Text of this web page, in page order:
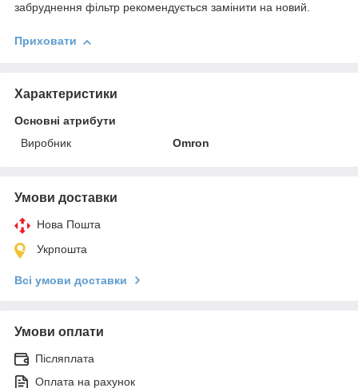
забруднення фільтр рекомендується замінити на новий.
Приховати
Характеристики
Основні атрибути
Виробник
Omron
Умови доставки
Нова Пошта
Укрпошта
Всі умови доставки
Умови оплати
Післяплата
Оплата на рахунок